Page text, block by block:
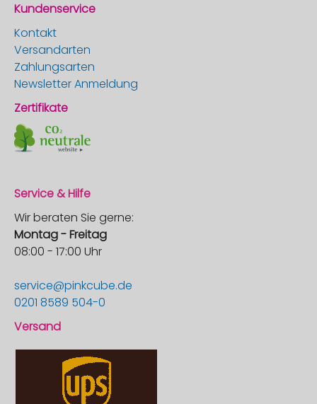
Kundenservice
Kontakt
Versandarten
Zahlungsarten
Newsletter Anmeldung
Zertifikate
Service & Hilfe
Wir beraten Sie gerne:
Montag - Freitag
08:00 - 17:00 Uhr
service@pinkcube.de
0201 8589 504-0
Versand